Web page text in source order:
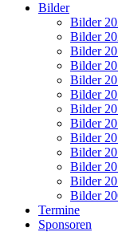
Bilder
Bilder
Bilder
Bilder
Bilder
Bilder
Bilder
Bilder
Bilder
Bilder
Bilder
Bilder
Bilder
Bilder
Termine
Sponsoren